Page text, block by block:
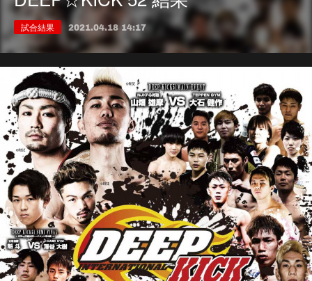
試合結果 2021.04.18 14:17